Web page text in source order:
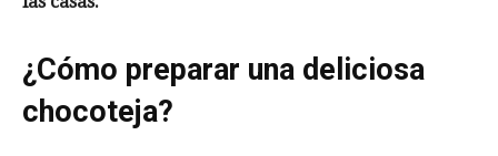
¿Cómo preparar una deliciosa
chocoteja?